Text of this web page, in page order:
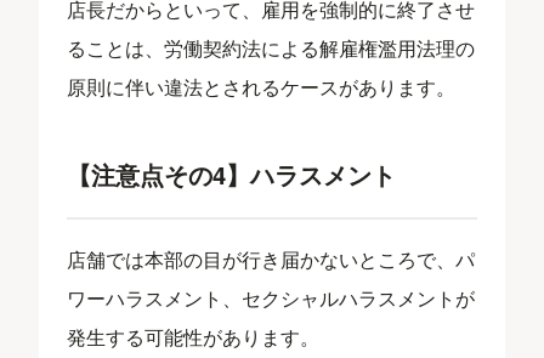
店長だからといって、雇用を強制的に終了させ
ることは、労働契約法による解雇権濫用法理の
原則に伴い違法とされるケースがあります。
【注意点その4】ハラスメント
店舗では本部の目が行き届かないところで、パ
ワーハラスメント、セクシャルハラスメントが
発生する可能性があります。